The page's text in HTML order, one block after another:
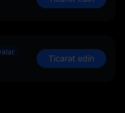
Ticarət edin